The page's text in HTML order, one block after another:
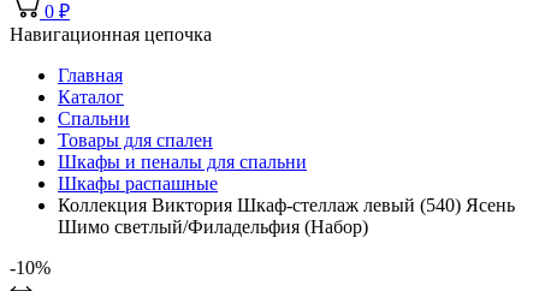
0 ₽
Навигационная цепочка
Главная
Каталог
Спальни
Товары для спален
Шкафы и пеналы для спальни
Шкафы распашные
Коллекция Виктория Шкаф-стеллаж левый (540) Ясень
Шимо светлый/Филадельфия (Набор)
-10%